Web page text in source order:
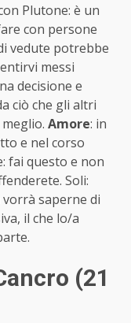
Plutone: è un
con persone
vedute potrebbe
messi
decisione e
ciò che gli altri
Amore: in
e nel corso
fai questo e non
Soli:
saperne di
il che lo/a
(21